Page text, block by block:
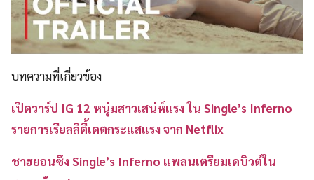
บทความที่เกี่ยวข้อง
เปิดวาร์ป IG 12 หนุ่มสาวเสน่ห์แรง ใน Single’s Inferno
รายการเรียลลิตี้เดตกระแสแรง จาก Netflix
ชาฮยอนซึง Single’s Inferno แพลนเตรียมเดบิวต์ใน